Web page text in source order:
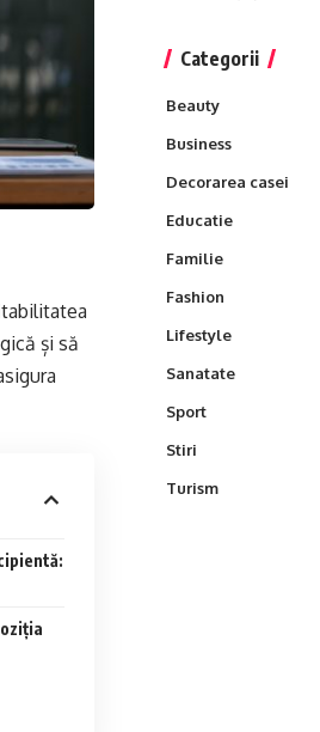
și să
Categorii
Beauty
Business
Decorarea casei
Educatie
Familie
Fashion
Lifestyle
Sanatate
Sport
Stiri
Turism